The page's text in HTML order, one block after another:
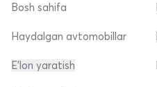
Bosh sahifa
Haydalgan avtomobillar
E'lon yaratish